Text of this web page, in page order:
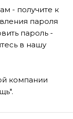
- получите к
пароля
пароль -
в нашу
компании